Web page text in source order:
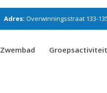
Adres: Overwinningsstraat 133-
Zwembad